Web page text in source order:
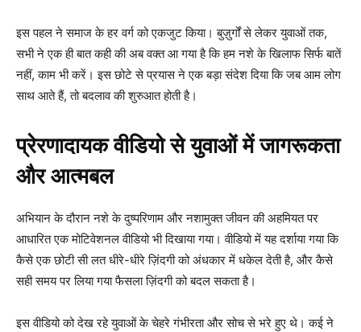
इस पहल ने समाज के हर वर्ग को एकजुट किया। बुज़ुर्गों से लेकर युवाओं तक,
सभी ने एक ही बात कही की अब वक्त आ गया है कि हम नशे के खिलाफ सिर्फ बातें
नहीं, काम भी करें। इस छोटे से प्रयास ने एक बड़ा संदेश दिया कि जब आम लोग
साथ आते हैं, तो बदलाव की शुरुआत होती है।
प्रेरणादायक वीडियो से युवाओं में जागरूकता
और आत्मबल
अभियान के दौरान नशे के दुष्परिणाम और नशामुक्त जीवन की अहमियत पर
आधारित एक मोटिवेशनल वीडियो भी दिखाया गया। वीडियो में यह दर्शाया गया कि
कैसे एक छोटी सी लत धीरे-धीरे ज़िंदगी को अंधकार में धकेल देती है, और कैसे
सही समय पर लिया गया फैसला ज़िंदगी को बदल सकता है।
इस वीडियो को देख रहे युवाओं के चेहरे गंभीरता और सोच से भरे हुए थे। कई ने